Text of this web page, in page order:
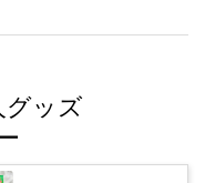
ッズ